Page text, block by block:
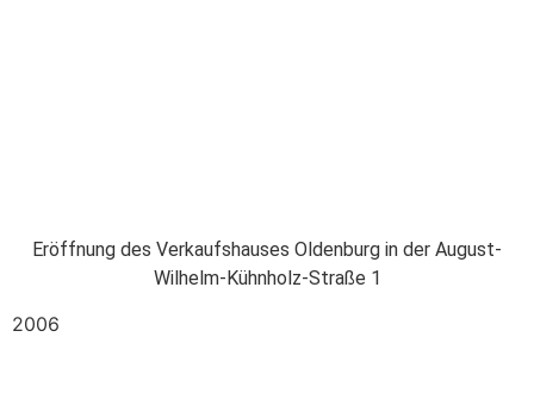
Eröffnung des Verkaufshauses Oldenburg in der August-
Wilhelm-Kühnholz-Straße 1
2006